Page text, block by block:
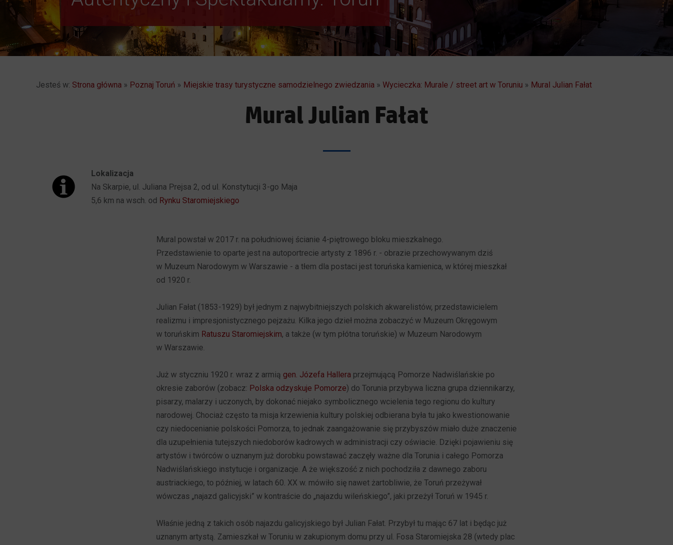
Jesteś w: Strona główna » Poznaj Toruń » Miejskie trasy turystyczne samodzielnego zwiedzania » Wycieczka: Murale / street art w Toruniu » Mural Julian Fałat
Mural Julian Fałat
Lokalizacja
Na Skarpie, ul. Juliana Prejsa 2, od ul. Konstytucji 3-go Maja
5,6 km na wsch. od Rynku Staromiejskiego
Mural powstał w 2017 r. na południowej ścianie 4-piętrowego bloku mieszkalnego.
Przedstawienie to oparte jest na autoportrecie artysty z 1896 r. - obrazie przechowywanym dziś
w Muzeum Narodowym w Warszawie - a tłem dla postaci jest toruńska kamienica, w której mieszkał
od 1920 r.
Julian Fałat (1853-1929) był jednym z najwybitniejszych polskich akwarelistów, przedstawicielem
realizmu i impresjonistycznego pejzażu. Kilka jego dzieł można zobaczyć w Muzeum Okręgowym
w toruńskim Ratuszu Staromiejskim, a także (w tym płótna toruńskie) w Muzeum Narodowym
w Warszawie.
Już w styczniu 1920 r. wraz z armią gen. Józefa Hallera przejmującą Pomorze Nadwiślańskie po
okresie zaborów (zobacz: Polska odzyskuje Pomorze) do Torunia przybywa liczna grupa dziennikarzy,
pisarzy, malarzy i uczonych, by dokonać niejako symbolicznego wcielenia tego regionu do kultury
narodowej. Chociaż często ta misja krzewienia kultury polskiej odbierana była tu jako kwestionowanie
czy niedocenianie polskości Pomorza, to jednak zaangażowanie się przybyszów miało duże znaczenie
dla uzupełnienia tutejszych niedoborów kadrowych w administracji czy oświacie. Dzięki pojawieniu się
artystów i twórców o uznanym już dorobku powstawać zaczęły ważne dla Torunia i całego Pomorza
Nadwiślańskiego instytucje i organizacje. A że większość z nich pochodziła z dawnego zaboru
austriackiego, to później, w latach 60. XX w. mówiło się nawet żartobliwie, że Toruń przeżywał
wówczas „najazd galicyjski” w kontraście do „najazdu wileńskiego”, jaki przeżył Toruń w 1945 r.
Właśnie jedną z takich osób najazdu galicyjskiego był Julian Fałat. Przybył tu mając 67 lat i będąc już
uznanym artystą. Zamieszkał w Toruniu w zakupionym domu przy ul. Fosa Staromiejska 28 (wtedy plac